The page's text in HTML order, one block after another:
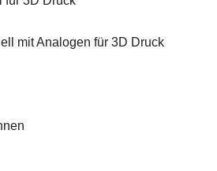
mit Analogen für 3D Druck